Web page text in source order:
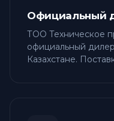
Официальный
ТОО Техническое
официальный
Казахстане.